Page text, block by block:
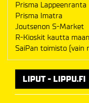
Prisma Lappeenranta
Prisma Imatra
Joutsenon S-Market
R-Kioskit kautta
SaiPan toimisto (vain
LIPUT - LIPPU.FI